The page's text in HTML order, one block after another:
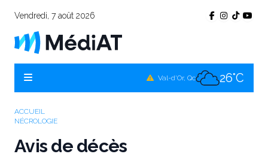
Vendredi, 7 août 2026
Val-d'Or, Qc 26°C
ACCUEIL
NÉCROLOGIE
Avis de décès